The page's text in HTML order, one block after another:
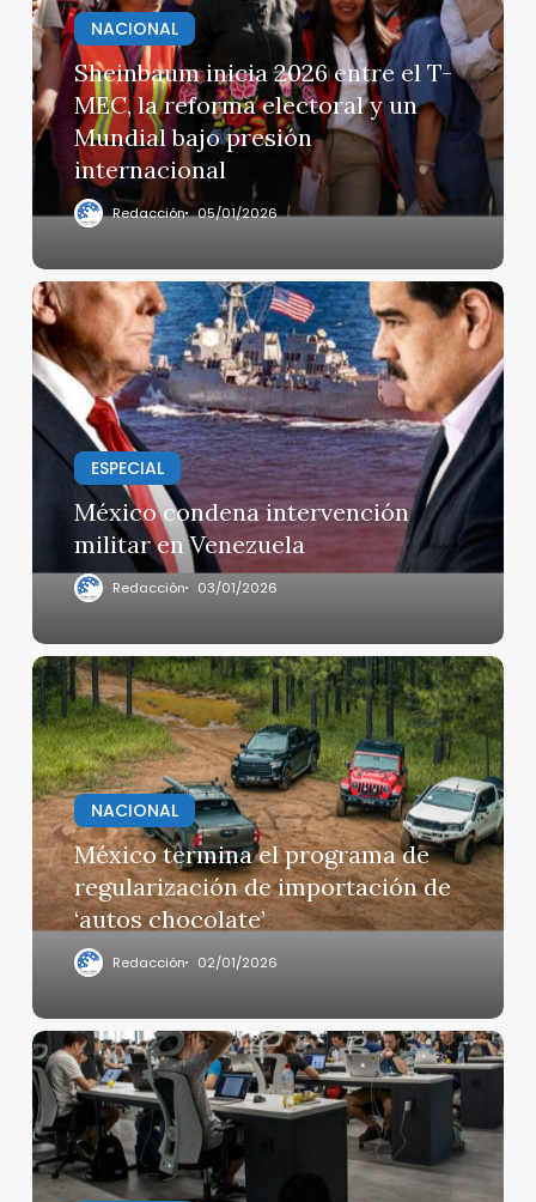
entre
el
T-
MEC,
la
reforma
electoral
Mundial
bajo
presión
internacional
NACIONAL
Sheinbaum inicia 2026 entre el T-
MEC, la reforma electoral y un
Mundial bajo presión
internacional
Redacción 05/01/2026
México
condena
intervención
militar
Venezuela
ESPECIAL
México condena intervención
militar en Venezuela
Redacción 03/01/2026
México
termina
el
programa
de
regularización
de
importación
de
‘autos
chocolate’
NACIONAL
México termina el programa de
regularización de importación de
‘autos chocolate’
Redacción 02/01/2026
México
cierra
con
segunda
tasa
de